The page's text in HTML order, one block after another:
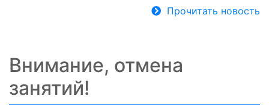
Прочитать новость
Внимание, отмена
занятий!